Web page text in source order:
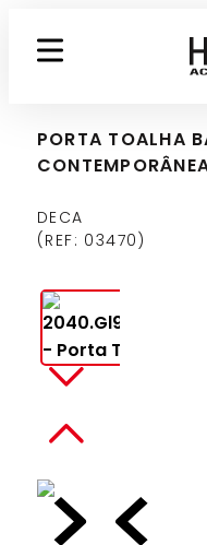
PORTA TOALHA
DECA
REF: 03470